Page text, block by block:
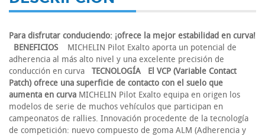
Para disfrutar conduciendo: ¡ofrece la mejor estabilidad en curva!
BENEFICIOS
MICHELIN Pilot Exalto aporta un potencial de
adherencia al más alto nivel y una excelente precisión de
conducción en curva TECNOLOGÍA
El VCP (Variable Contact
Patch) ofrece una superficie de contacto con el suelo que
aumenta en curva MICHELIN Pilot Exalto equipa en origen los
modelos de serie de muchos vehículos que participan en
campeonatos de rallies. Innovación procedente de la tecnología
de competición: nuevo compuesto de goma ALM (Adherencia y